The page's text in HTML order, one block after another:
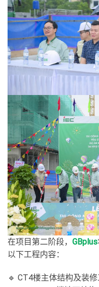
在项目第二阶段， GBplus
以下工程内容：
🔹 CT4楼主体结构及装